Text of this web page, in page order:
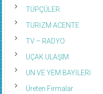
TÜPÇÜLER
TURİZM ACENTE
TV – RADYO
UÇAK ULAŞIM
UN VE YEM BAYİLERİ
Üreten Firmalar